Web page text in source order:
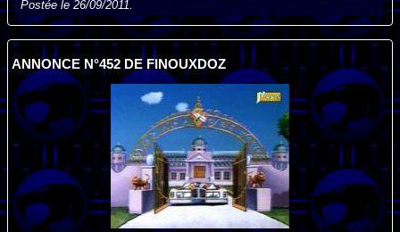
Postée le 26/09/2011.
ANNONCE N°452 DE FINOUXDOZ